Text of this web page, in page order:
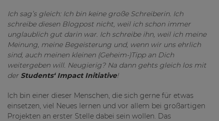
Ich sag’s gleich: Ich bin keine große Schreiberin. Ich
schreibe diesen Blogpost nicht, weil ich schon immer
unglaublich gut darin war. Ich schreibe ihn, weil ich meine
Meinung, meine Begeisterung und, wenn wir uns ehrlich
sind, auch meinen kleinen (Geheim-)Tipp an Dich
weitergeben will. Neugierig? Na dann gehts gleich los mit
der Students‘ Impact Initiative!
Ich bin einer dieser Menschen, die sich gerne für etwas
einsetzen, viel Neues lernen und vor allem bei großartigen
Projekten an erster Stelle dabei sein wollen. Das